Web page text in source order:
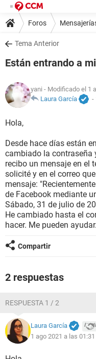
Foros
Tema Anterior
Están entrando a
yani - Modificado el 1
Laura García
-
Hola,
Desde hace días están
cambiado la contraseña
recibo un mensaje en el
solicité y en el correo
mensaje:
de Facebook mediante
Sábado, 31 de julio de
He cambiado hasta el
hacer. Me pueden ayudar.
Compartir
2 respuestas
RESPUESTA 1 / 2
Laura García
1 ago 2021 a las 01:31